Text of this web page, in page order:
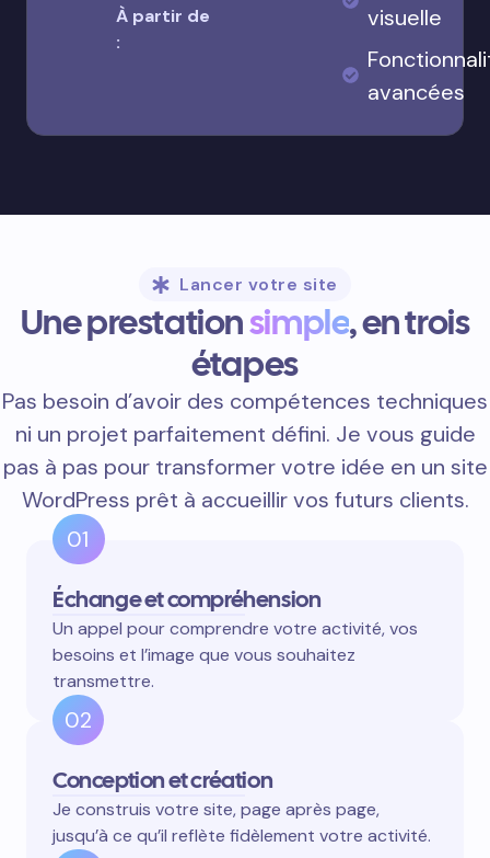
À partir de
:
visuelle
avancées
Lancer votre site
Une prestationsimple, en trois
étapes
Pas besoin d’avoir des compétences techniques
ni un projet parfaitement défini. Je vous guide
pas à pas pour transformer votre idée en un site
WordPress prêt à accueillir vos futurs clients.
01
Échange et compréhension
Un appel pour comprendre votre activité, vos
besoins et l’image que vous souhaitez
transmettre.
02
Conception et création
Je construis votre site, page après page,
jusqu’à ce qu’il reflète fidèlement votre activité.